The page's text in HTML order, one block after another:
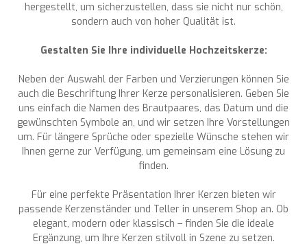
hergestellt, um sicherzustellen, dass sie nicht nur schön,
sondern auch von hoher Qualität ist.
Gestalten Sie Ihre individuelle Hochzeitskerze:
Neben der Auswahl der Farben und Verzierungen können Sie
auch die Beschriftung Ihrer Kerze personalisieren. Geben Sie
uns einfach die Namen des Brautpaares, das Datum und die
gewünschten Symbole an, und wir setzen Ihre Vorstellungen
um. Für längere Sprüche oder spezielle Wünsche stehen wir
Ihnen gerne zur Verfügung, um gemeinsam eine Lösung zu
finden.
Für eine perfekte Präsentation Ihrer Kerzen bieten wir
passende Kerzenständer und Teller in unserem Shop an. Ob
elegant, modern oder klassisch – finden Sie die ideale
Ergänzung, um Ihre Kerzen stilvoll in Szene zu setzen.